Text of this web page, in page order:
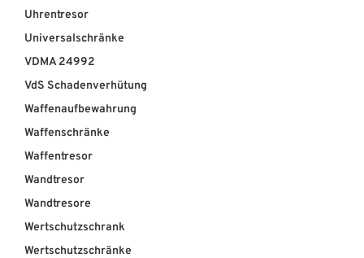
Uhrentresor
Universalschränke
VDMA 24992
VdS Schadenverhütung
Waffenaufbewahrung
Waffenschränke
Waffentresor
Wandtresor
Wandtresore
Wertschutzschrank
Wertschutzschränke